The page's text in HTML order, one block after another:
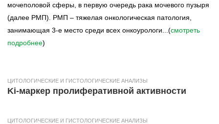
мочеполовой сферы, в первую очередь рака мочевого пузыря
(далее РМП). РМП – тяжелая онкологическая патология,
занимающая 3-е место среди всех онкоурологи...(смотреть
подробнее)
ЦИТОЛОГИЧЕСКИЕ И ГИСТОЛОГИЧЕСКИЕ АНАЛИЗЫ
Ki-маркер пролиферативной активности
ЦИТОЛОГИЧЕСКИЕ И ГИСТОЛОГИЧЕСКИЕ АНАЛИЗЫ